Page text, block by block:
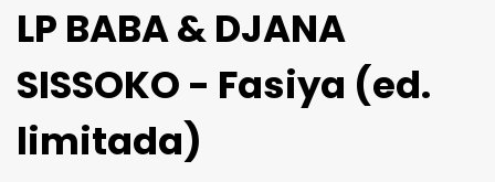
LP BABA & DJANA
SISSOKO - Fasiya (ed.
limitada)